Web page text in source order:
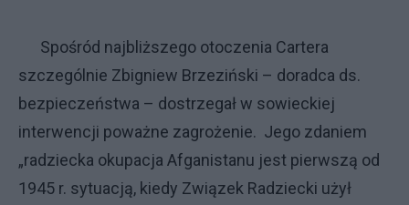
Spośród najbliższego otoczenia Cartera
szczególnie Zbigniew Brzeziński – doradca ds.
bezpieczeństwa – dostrzegał w sowieckiej
interwencji poważne zagrożenie. Jego zdaniem
„radziecka okupacja Afganistanu jest pierwszą od
1945 r. sytuacją, kiedy Związek Radziecki użył